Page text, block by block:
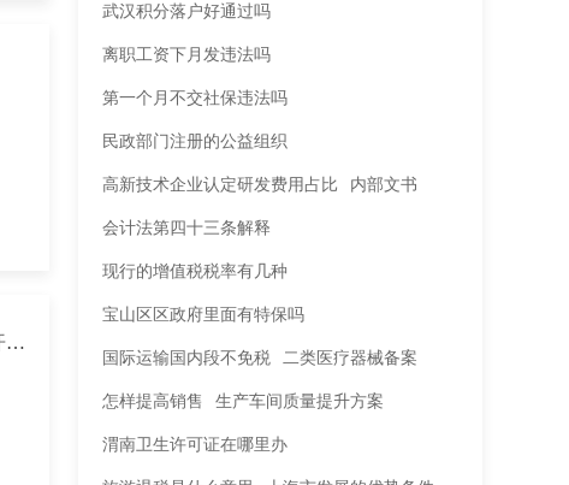
热点问答 辽宁省的纳税人从什么时间起可以接收四川省试点纳税人开具的全电发票？
武汉积分落户好通过吗
离职工资下月发违法吗
第一个月不交社保违法吗
民政部门注册的公益组织
高新技术企业认定研发费用占比 内部文书
会计法第四十三条解释
现行的增值税税率有几种
宝山区区政府里面有特保吗
国际运输国内段不免税 二类医疗器械备案
怎样提高销售 生产车间质量提升方案
渭南卫生许可证在哪里办